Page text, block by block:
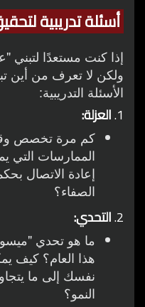
أسئلة تدريبية
إذا كنت مستعدًا لتبني
ولكن لا تعرف من أين
الأسئلة التدريبية:
1. العزلة:
كم مرة تخصص
الممارسات
إعادة الاتصال
الصفاء؟
2. التحدي:
ما هو تحدي
هذا العام؟ كيف
نفسك إلى ما
النمو؟